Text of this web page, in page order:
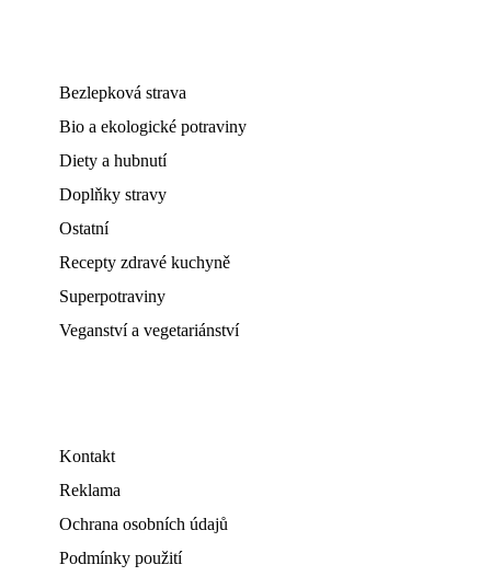
Bezlepková strava
Bio a ekologické potraviny
Diety a hubnutí
Doplňky stravy
Ostatní
Recepty zdravé kuchyně
Superpotraviny
Veganství a vegetariánství
Kontakt
Reklama
Ochrana osobních údajů
Podmínky použití